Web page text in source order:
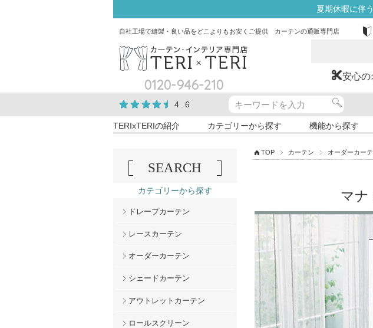
夏期休暇に伴
自社工場で縫製・良い品をどこよりもお安くご提供 カーテンの通販専門店
0120-946-210 安心の
4.6
TERIxTERIの紹介 カテゴリーから探す 機能から探す
TOP カーテン オーダーカー
マナ
SEARCH
カテゴリーから探す
ドレープカーテン
レースカーテン
オーダーカーテン
シェードカーテン
アウトレットカーテン
ロールスクリーン